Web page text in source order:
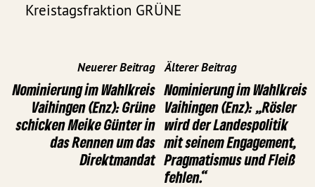
Kreistagsfraktion GRÜNE
Neuerer Beitrag
Nominierung im Wahlkreis
Vaihingen (Enz): Grüne
schicken Meike Günter in
das Rennen um das
Direktmandat
Älterer Beitrag
Nominierung im Wahlkreis
Vaihingen (Enz): „Rösler
wird der Landespolitik
mit seinem Engagement,
Pragmatismus und Fleiß
fehlen.“